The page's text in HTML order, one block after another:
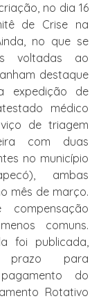
no dia 16
de Crise na
no que se
voltadas ao
destaque
expedição de
de triagem
com duas
no município
ambas
mês de março.
comuns.
foi publicada,
prazo para
do
Rotativo